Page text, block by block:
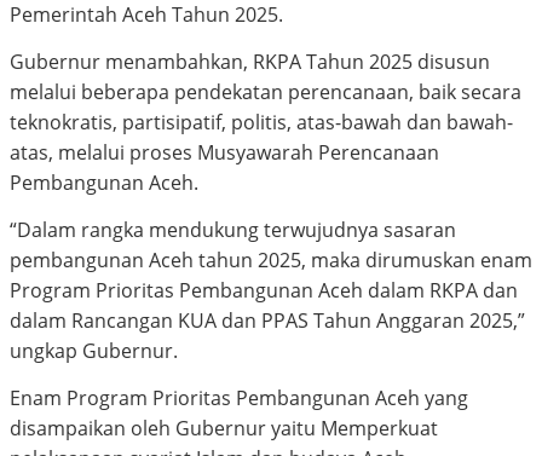
Pemerintah Aceh Tahun 2025.
Gubernur menambahkan, RKPA Tahun 2025 disusun
melalui beberapa pendekatan perencanaan, baik secara
teknokratis, partisipatif, politis, atas-bawah dan bawah-
atas, melalui proses Musyawarah Perencanaan
Pembangunan Aceh.
“Dalam rangka mendukung terwujudnya sasaran
pembangunan Aceh tahun 2025, maka dirumuskan enam
Program Prioritas Pembangunan Aceh dalam RKPA dan
dalam Rancangan KUA dan PPAS Tahun Anggaran 2025,”
ungkap Gubernur.
Enam Program Prioritas Pembangunan Aceh yang
disampaikan oleh Gubernur yaitu Memperkuat